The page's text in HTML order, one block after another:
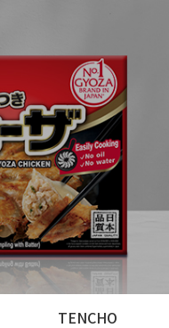
TENCHO